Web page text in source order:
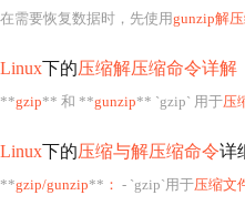
在需要恢复数据时，先使用gunzip解
Linux下的压缩解压缩命令详解
**gzip** 和 **gunzip** `gzip` 用于压
Linux下的压缩与解压缩命令详
**gzip/gunzip** ： - `gzip`用于压缩文